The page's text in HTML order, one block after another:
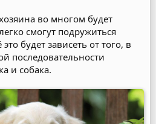
во многом будет
смогут подружиться
будет зависеть от того, в
последовательности
и собака.